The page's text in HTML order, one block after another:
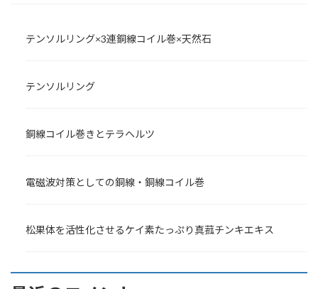
テンソルリング×3連銅線コイル巻×天然石
テンソルリング
銅線コイル巻きとテラヘルツ
電磁波対策としての銅線・銅線コイル巻
松果体を活性化させるケイ素たっぷり真菰チンキエキス